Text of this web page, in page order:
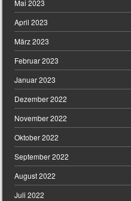
Mai 2023
April 2023
März 2023
Februar 2023
Januar 2023
Dezember 2022
November 2022
Oktober 2022
September 2022
August 2022
Juli 2022